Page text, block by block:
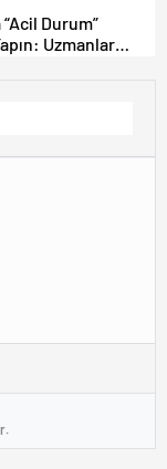
“Acil Durum”
Uzmanlar